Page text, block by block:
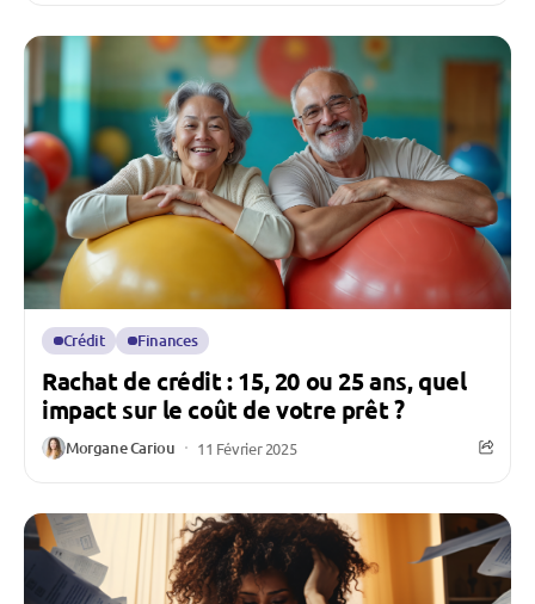
Crédit Finances
Rachat de crédit : 15, 20 ou 25 ans, quel
impact sur le coût de votre prêt ?
Morgane Cariou 11 Février 2025